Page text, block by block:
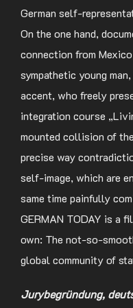
German self-
On the one hand,
connection from
sympathetic young
accent, who freely
integration course
mounted collision of
precise way
self-image, which are
same time painfully
GERMAN TODAY is a
own: The not-so-
global community of
Jurybegründung,